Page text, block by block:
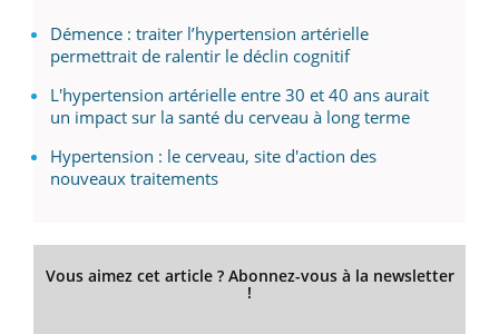
Démence : traiter l’hypertension artérielle
permettrait de ralentir le déclin cognitif
L'hypertension artérielle entre 30 et 40 ans aurait
un impact sur la santé du cerveau à long terme
Hypertension : le cerveau, site d'action des
nouveaux traitements
Vous aimez cet article ? Abonnez-vous à la newsletter
!